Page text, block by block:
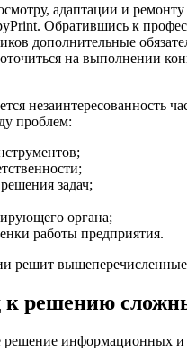
адаптации и
Обратившись к
дополнительные
на выполнении
незаинтересованность
проблем:
задач;
органа;
работы предприятия.
решит
к решению
решение информационных